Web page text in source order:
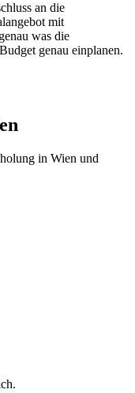
an die
mit
was die
genau einplanen.
in Wien und